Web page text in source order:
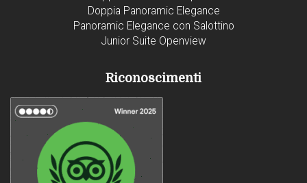
Doppia Panoramic Elegance
Panoramic Elegance con Salottino
Junior Suite Openview
Riconoscimenti